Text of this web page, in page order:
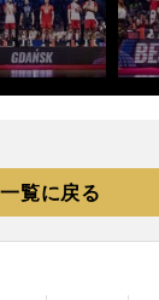
一覧に戻る